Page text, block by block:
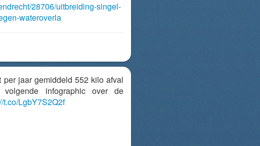
28706/uitbreiding-singel-
wateroverla
jaar gemiddeld 552 kilo afval
infographic over de
t.co/LgbY7S2Q2f